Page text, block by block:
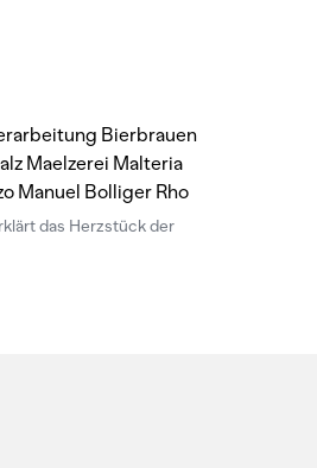
das Herzstück der